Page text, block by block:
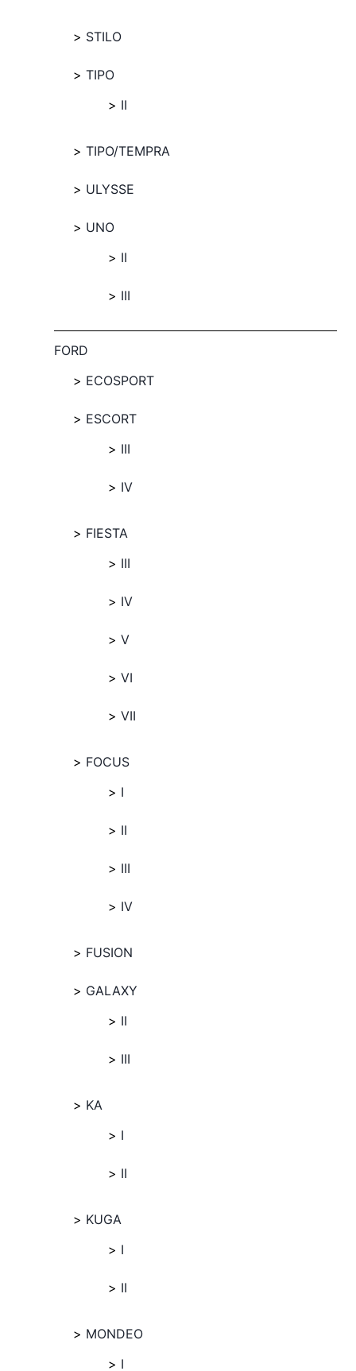
STILO
TIPO
II
TIPO/TEMPRA
ULYSSE
UNO
II
III
FORD
ECOSPORT
ESCORT
III
IV
FIESTA
III
IV
V
VI
VII
FOCUS
I
II
III
IV
FUSION
GALAXY
II
III
KA
I
II
KUGA
I
II
MONDEO
I